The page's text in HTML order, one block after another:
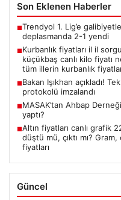
Son Eklenen Haberler
■Trendyol 1. Lig’e
deplasmanda 2-1 yendi
■Kurbanlık fiyatları il il
küçükbaş canlı kilo fiyatı
tüm illerin kurbanlık
■Bakan Işıkhan açıkladı!
protokolü imzalandı
■MASAK’tan Ahbap
yaptı?
■Altın fiyatları canlı grafik
düştü mü, çıktı mı?
fiyatları
Güncel